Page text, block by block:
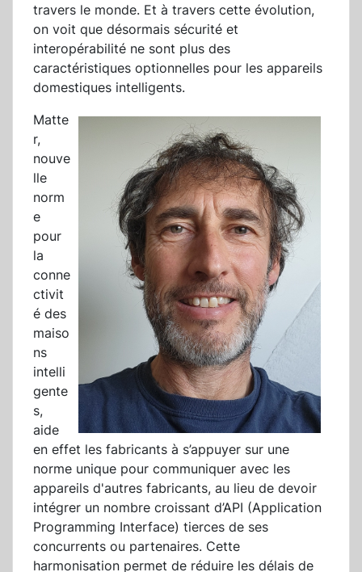
travers le monde. Et à travers cette évolution,
on voit que désormais sécurité et
interopérabilité ne sont plus des
caractéristiques optionnelles pour les appareils
domestiques intelligents.
Matte
r,
nouve
lle
norm
e
pour
la
conne
ctivit
é des
maiso
ns
intelli
gente
s,
aide
en effet les fabricants à s’appuyer sur une
norme unique pour communiquer avec les
appareils d'autres fabricants, au lieu de devoir
intégrer un nombre croissant d’API (Application
Programming Interface) tierces de ses
concurrents ou partenaires. Cette
harmonisation permet de réduire les délais de